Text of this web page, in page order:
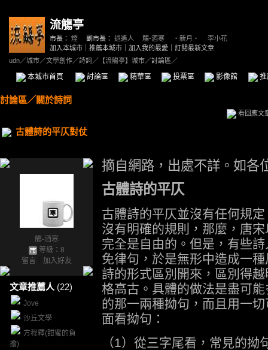
流觴亭
市長： 煙 副市長： 逍遙人 觴-酒寒 ‧新月‧
李小花
加入本城市
推薦本城市 加入我的最愛
訂閱最新文章
udn／城市／文學創作／詩詞 ／ 【流觴亭】城市／討論區／
本城市首頁 討論區 精華區 投票區 影像館
討論區／ 關於詩詞
看回應文
古體詩的平仄對仗
觴-酒寒
等級：8
留言
加入好友
文章推薦人 (22)
Jove
沙丘文學
方程釋(甜蜜的負
擔)
摘自網路，出處不詳。如各
古體詩的平仄
古體詩的平仄並沒有任何規
沒有明確的規則，那麼，唐
完全是自由的。但是，有些
免律句，於是無形中造成一
詩的形式區別開來，區別得
格高古。具體的做法是盡可
的那一兩種拗句，而且用一
面看拗句：
（1）從三字尾看，常見的